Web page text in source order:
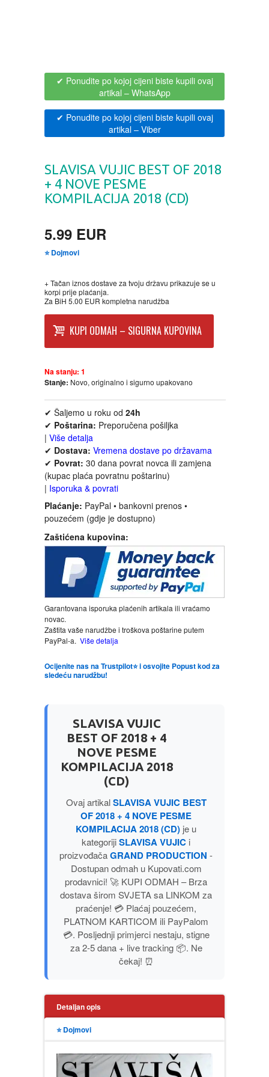
DRAMA
DRUSTVENA IGRA
EDUKATIVNI
ESEJISTIKA
FANTASTIKA
ISTORIJSKI
KLASICI
KNJIGE ZA DECU
KOMEDIJA
KRIMINALISTIČKI
KUVARI
LJUBAVNI
MITOLOGIJA
MUZIKA
NAUČNA FANTASTIKA
POEZIJA
POPULARNA PSIHOLOGIJA
PUBLICISTIKA
PUTOPISI
STRIP
TEORIJE ZAVERE
TINEJDŽ
UMETNOST
100% PRIRODNO
✔ Ponudite po kojoj cijeni biste kupili ovaj
artikal – WhatsApp
✔ Ponudite po kojoj cijeni biste kupili ovaj
artikal– Viber
SLAVISA VUJIC BEST OF 2018
+ 4 NOVE PESME
KOMPILACIJA 2018 (CD)
5.99 EUR
⭐ Dojmovi
+ Tačan iznos dostave za tvoju državu prikazuje se u
korpi prije plaćanja.
Za BiH 5.00 EUR kompletna narudžba
KUPI ODMAH – SIGURNA KUPOVINA
Na stanju: 1
Stanje: Novo, originalno i sigurno upakovano
✔ Šaljemo u roku od 24h
✔ Poštarina: Preporučena pošiljka
| Više detalja
✔ Dostava: Vremena dostave po državama
✔ Povrat: 30 dana povrat novca ili zamjena
(kupac plaća povratnu poštarinu)
| Isporuka & povrati
Plaćanje: PayPal • bankovni prenos •
pouzećem (gdje je dostupno)
Zaštićena kupovina:
Garantovana isporuka plaćenih artikala ili vraćamo
novac.
Zaštita vaše narudžbe i troškova poštarine putem
PayPal-a. Više detalja
Ocijenite nas na Trustpilot⭐ i osvojite Popust kod za
sledeću narudžbu!
SLAVISA VUJIC
BEST OF 2018 + 4
NOVE PESME
KOMPILACIJA 2018
(CD)
Ovaj artikalSLAVISA VUJIC BEST
OF 2018 + 4 NOVE PESME
KOMPILACIJA 2018 (CD) je u
kategorijiSLAVISA VUJIC i
proizvođačaGRAND PRODUCTION -
Dostupan odmah u Kupovati.com
prodavnici! 🚀 KUPI ODMAH – Brza
dostava širom SVJETA sa LINKOM za
praćenje! 💳 Plaćaj pouzećem,
PLATNOM KARTICOM ili PayPalom
💳. Posljednji primjerci nestaju, stigne
za 2-5 dana + live tracking 📦. Ne
čekaj! ⏰
Detaljan opis
⭐ Dojmovi